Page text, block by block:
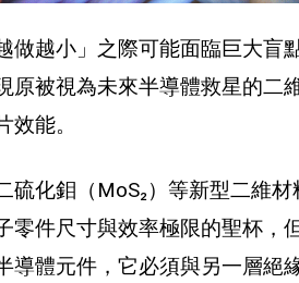
做越小」之際可能面臨巨大盲
原被視為未來半導體救星的
能。
硫化鉬（MoS₂）等新型二維
零件尺寸與效率極限的聖杯，
導體元件，它必須與另一層絕